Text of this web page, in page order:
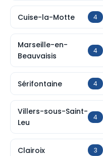
Cuise-la-Motte 4
Marseille-en-
Beauvaisis
4
Sérifontaine 4
Villers-sous-Saint-
Leu
4
Clairoix 3